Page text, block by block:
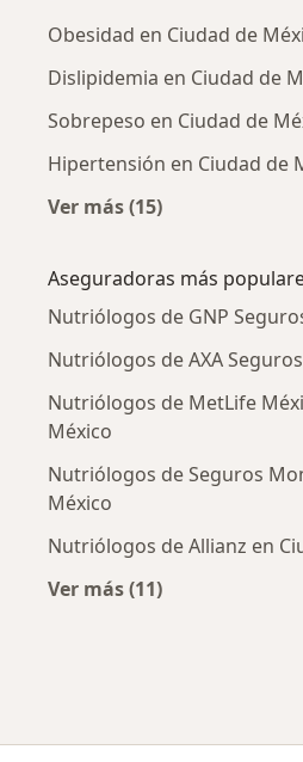
con enfermedad inflamatoria
Nacional de Ciencias Médicas
Zubirán”. México, D.F. 2013.
Premios a la investigación
2017
• 1º lugar en Premio a la
“Estado nutricional en
y factores gastrointestinales
• Revisión de trabajo para
nutricion y deficicneic ade
Enfermedad Inflamatoria
Obesidad en Ciudad de
Dislipidemia en Ciudad de
Sobrepeso en Ciudad de
Hipertensión en Ciudad de
Ver más (15)
Aseguradoras más
Nutriólogos de GNP
Nutriólogos de AXA
Nutriólogos de MetLife
México
Nutriólogos de Seguros
México
Nutriólogos de Allianz en
Ver más (11)